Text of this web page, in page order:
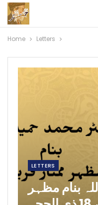
Home Letters
LETTERS
بنام مظہر